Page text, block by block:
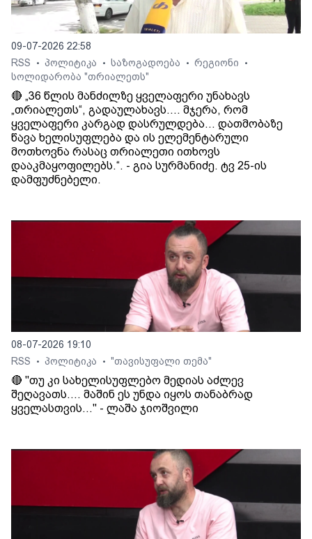
09-07-2026 22:58
RSS
• პოლიტიკა • საზოგადოება • რეგიონი •
სოლიდარობა "თრიალეთს"
🔴 „36 წლის მანძილზე ყველაფერი უნახავს
„თრიალეთს“, გადაულახავს.... მჯერა, რომ
ყველაფერი კარგად დასრულდება... დათმობაზე
წავა ხელისუფლება და ის ელემენტარული
მოთხოვნა რასაც თრიალეთი ითხოვს
დააკმაყოფილებს.“. - გია სურმანიძე. ტვ 25-ის
დამფუძნებელი.
08-07-2026 19:10
RSS
• პოლიტიკა • "თავისუფალი თემა"
🔴 "თუ კი სახელისუფლებო მედიას აძლევ
შეღავათს.... მაშინ ეს უნდა იყოს თანაბრად
ყველასთვის..." - ლაშა ჯიოშვილი